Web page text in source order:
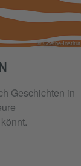
© Goethe-Institut
Geschichten in